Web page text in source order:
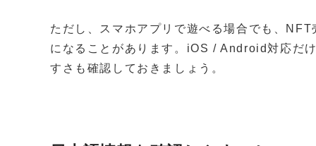
ただし、スマホアプリで遊べる場合でも、
になることがあります。iOS / Android対応だ
すさも確認しておきましょう。